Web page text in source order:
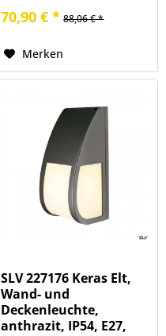
70,90 € * 88,06 € *
Merken
SLV 227176 Keras Elt,
Wand- und
Deckenleuchte,
anthrazit, IP54, E27,